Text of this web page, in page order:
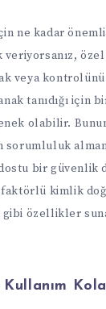
ne kadar
özel
veya
tanıdığı için
olabilir.
sorumluluk
bir güvenlik
faktörlü kimlik
gibi özellikler